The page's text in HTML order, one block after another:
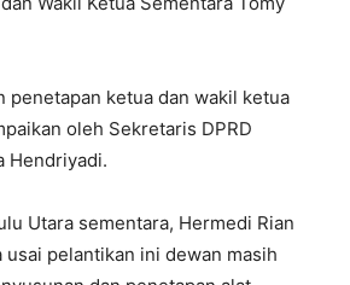
penetapan ketua dan wakil ketua
oleh Sekretaris DPRD
Hendriyadi.
Utara sementara, Hermedi Rian
usai pelantikan ini dewan masih